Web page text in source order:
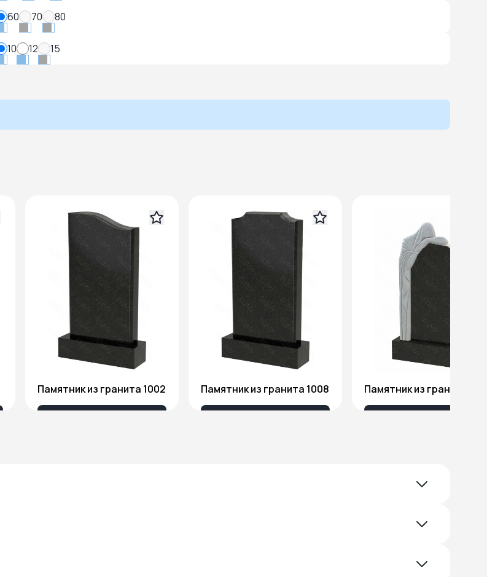
60 70 80
10 12 15
Памятник из гранита 1002 Памятник из гранита 1008